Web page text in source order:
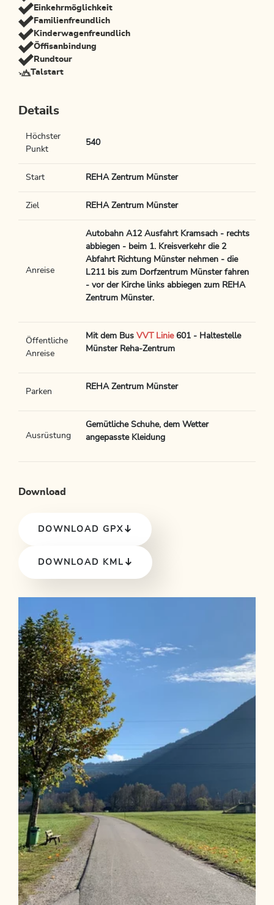
Einkehrmöglichkeit
Familienfreundlich
Kinderwagenfreundlich
Öffisanbindung
Rundtour
Talstart
Details
Höchster
Punkt
540
Start REHA Zentrum Münster
Ziel REHA Zentrum Münster
Anreise
Autobahn A12 Ausfahrt Kramsach - rechts
abbiegen - beim 1. Kreisverkehr die 2
Abfahrt Richtung Münster nehmen - die
L211 bis zum Dorfzentrum Münster fahren
- vor der Kirche links abbiegen zum REHA
Zentrum Münster.
Öffentliche
Anreise
Mit dem Bus VVT Linie 601 - Haltestelle
Münster Reha-Zentrum
Parken
REHA Zentrum Münster
Ausrüstung
Gemütliche Schuhe, dem Wetter
angepasste Kleidung
Download
DOWNLOAD GPX
DOWNLOAD KML